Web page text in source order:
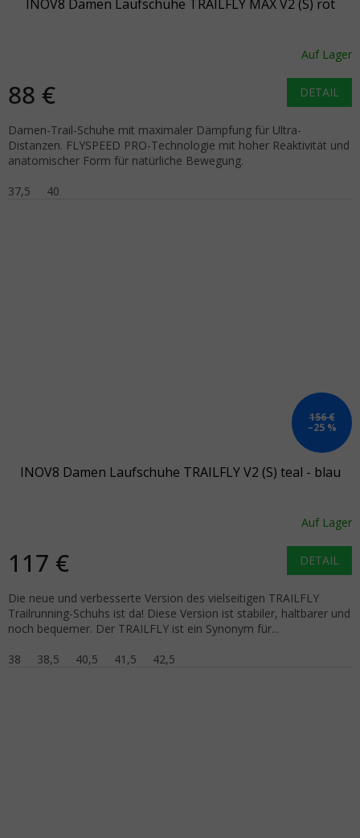
INOV8 Damen Laufschuhe TRAILFLY MAX V2 (S) rot
Auf Lager
88 € DETAIL
Damen-Trail-Schuhe mit maximaler Dämpfung für Ultra-
Distanzen. FLYSPEED PRO-Technologie mit hoher Reaktivität und
anatomischer Form für natürliche Bewegung.
37,5
40
156 €
–25 %
INOV8 Damen Laufschuhe TRAILFLY V2 (S) teal - blau
Auf Lager
117 € DETAIL
Die neue und verbesserte Version des vielseitigen TRAILFLY
Trailrunning-Schuhs ist da! Diese Version ist stabiler, haltbarer und
noch bequemer. Der TRAILFLY ist ein Synonym für...
38
38,5 40,5 41,5 42,5